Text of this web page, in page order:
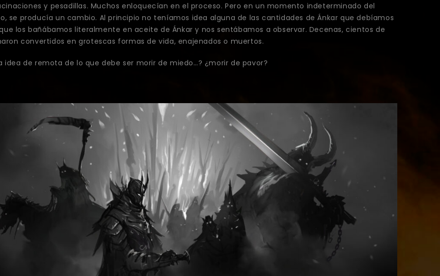
y pesadillas. Muchos enloquecían en el proceso. Pero en un momento indeterminado del
se producía un cambio. Al principio no teníamos idea alguna de las cantidades de Ánkar que debíamos
los bañábamos literalmente en aceite de Ánkar y nos sentábamos a observar. Decenas, cientos de
convertidos en grotescas formas de vida, enajenados o muertos.
idea de remota de lo que debe ser morir de miedo…? ¿morir de pavor?